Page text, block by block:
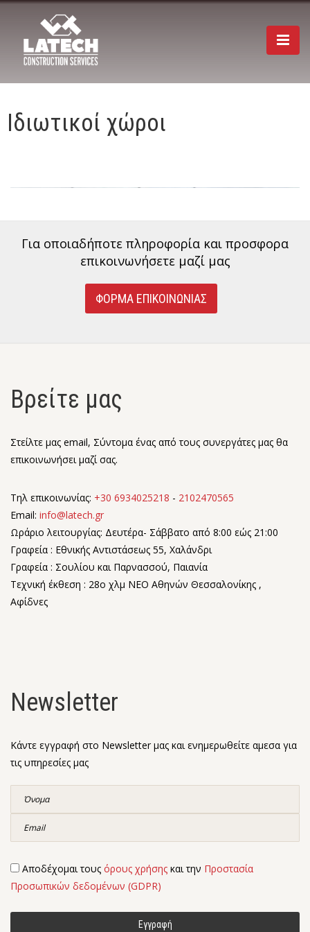
Ιδιωτικοί χώροι
Για οποιαδήποτε πληροφορία και προσφορα
επικοινωνήσετε μαζί μας
ΦΟΡΜΑ ΕΠΙΚΟΙΝΩΝΙΑΣ
Βρείτε μας
Στείλτε μας email, Σύντομα ένας από τους συνεργάτες μας θα
επικοινωνήσει μαζί σας.
Τηλ επικοινωνίας: +30 6934025218 - 2102470565
Email: info@latech.gr
Ωράριο λειτουργίας: Δευτέρα- Σάββατο από 8:00 εώς 21:00
Γραφεία : Εθνικής Αντιστάσεως 55, Χαλάνδρι
Γραφεία : Σουλίου και Παρνασσού, Παιανία
Τεχνική έκθεση : 28o χλμ ΝΕΟ Αθηνών Θεσσαλονίκης ,
Αφίδνες
Newsletter
Κάντε εγγραφή στο Newsletter μας και ενημερωθείτε αμεσα για
τις υπηρεσίες μας
Αποδέχομαι τους όρους χρήσης και την Προστασία
Προσωπικών δεδομένων (GDPR)